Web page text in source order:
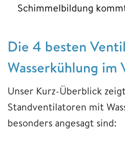
Schimmelbildung
Die 4 besten
Wasserkühlung im
Unser Kurz-Überblick
Standventilatoren mit
besonders angesagt sind: